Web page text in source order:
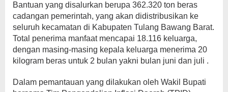
Bantuan yang disalurkan berupa 362.320 ton beras
cadangan pemerintah, yang akan didistribusikan ke
seluruh kecamatan di Kabupaten Tulang Bawang Barat.
Total penerima manfaat mencapai 18.116 keluarga,
dengan masing-masing kepala keluarga menerima 20
kilogram beras untuk 2 bulan yakni bulan juni dan juli .
Dalam pemantauan yang dilakukan oleh Wakil Bupati